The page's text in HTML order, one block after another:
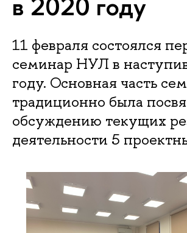
11 февраля состоялся
семинар НУЛ в
году. Основная часть
традиционно была
обсуждению текущих
деятельности 5